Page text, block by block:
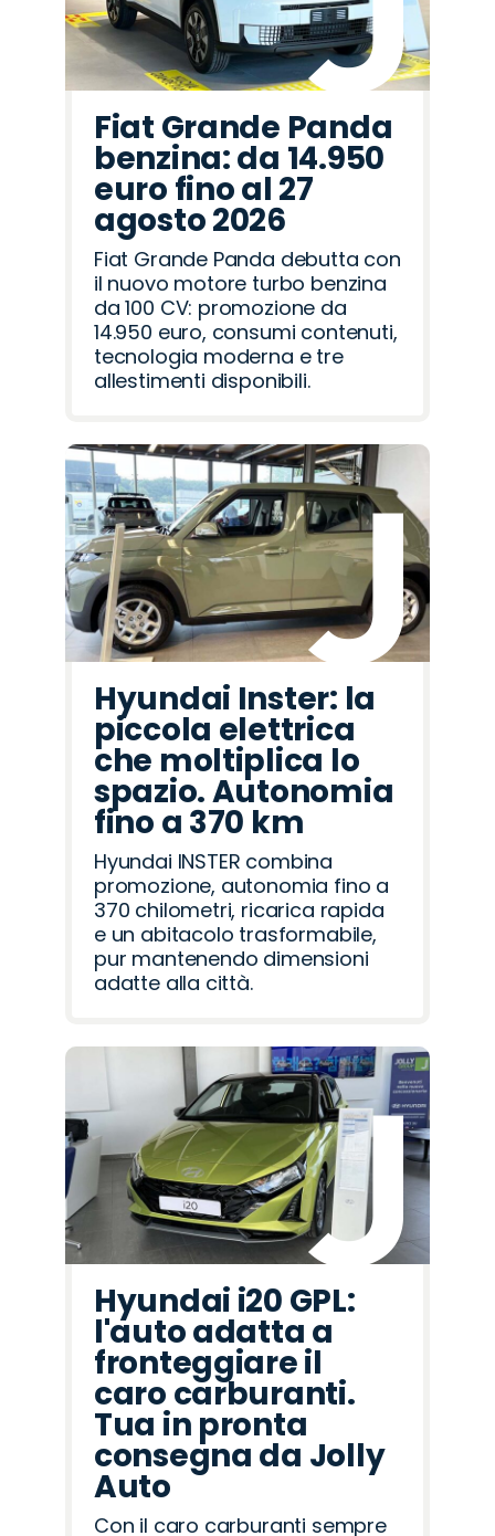
Fiat Grande Panda
benzina: da 14.950
euro fino al 27
agosto 2026
Fiat Grande Panda debutta con
il nuovo motore turbo benzina
da 100 CV: promozione da
14.950 euro, consumi contenuti,
tecnologia moderna e tre
allestimenti disponibili.
Hyundai Inster: la
piccola elettrica
che moltiplica lo
spazio. Autonomia
fino a 370 km
Hyundai INSTER combina
promozione, autonomia fino a
370 chilometri, ricarica rapida
e un abitacolo trasformabile,
pur mantenendo dimensioni
adatte alla città.
Hyundai i20 GPL:
l'auto adatta a
fronteggiare il
caro carburanti.
Tua in pronta
consegna da Jolly
Auto
Con il caro carburanti sempre